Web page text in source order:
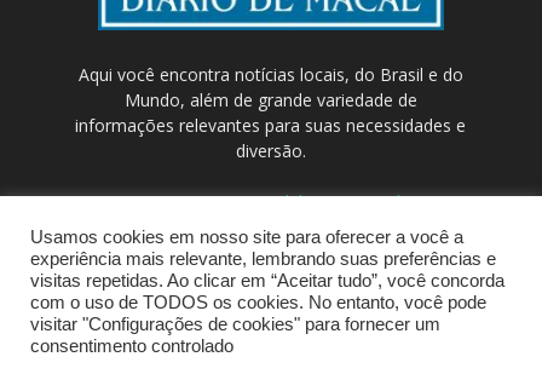
Aqui você encontra notícias locais, do Brasil e do
Mundo, além de grande variedade de
informações relevantes para suas necessidades e
diversão.
Contato:contato@odebateon.com.br /
comercia@odebateon.com.br
Usamos cookies em nosso site para oferecer a você a
experiência mais relevante, lembrando suas preferências e
visitas repetidas. Ao clicar em “Aceitar tudo”, você concorda
com o uso de TODOS os cookies. No entanto, você pode
visitar "Configurações de cookies" para fornecer um
consentimento controlado